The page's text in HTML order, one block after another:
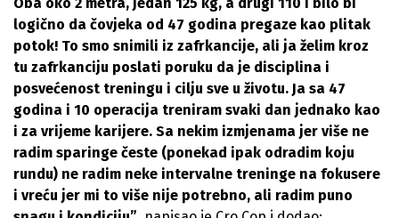
logično da čovjeka od 47 godina pregaze kao plitak
potok! To smo snimili iz zafrkancije, ali ja želim kroz
tu zafrkanciju poslati poruku da je disciplina i
posvećenost treningu i cilju sve u životu. Ja sa 47
godina i 10 operacija treniram svaki dan jednako kao
i za vrijeme karijere. Sa nekim izmjenama jer više ne
radim sparinge česte (ponekad ipak odradim koju
rundu) ne radim neke intervalne treninge na fokusere
i vreću jer mi to više nije potrebno, ali radim puno